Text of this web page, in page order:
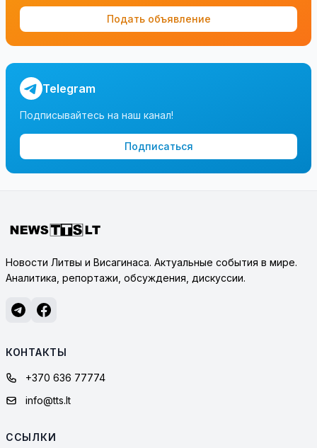
Подать объявление
Telegram
Подписывайтесь на наш канал!
Подписаться
Новости Литвы и Висагинаса. Актуальные события в мире.
Аналитика, репортажи, обсуждения, дискуссии.
КОНТАКТЫ
+370 636 77774
info@tts.lt
ССЫЛКИ